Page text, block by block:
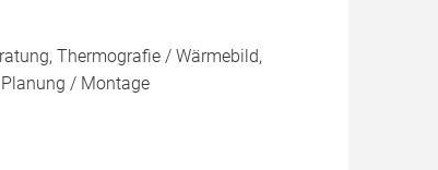
Thermografie / Wärmebild,
Planung / Montage